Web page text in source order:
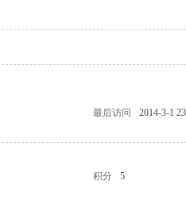
最后访问
2014-3-1
积分
5